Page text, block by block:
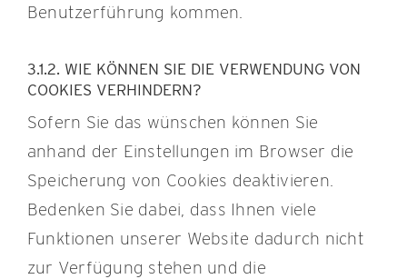
Benutzerführung kommen.
3.1.2. WIE KÖNNEN SIE DIE VERWENDUNG VON
COOKIES VERHINDERN?
Sofern Sie das wünschen können Sie
anhand der Einstellungen im Browser die
Speicherung von Cookies deaktivieren.
Bedenken Sie dabei, dass Ihnen viele
Funktionen unserer Website dadurch nicht
zur Verfügung stehen und die